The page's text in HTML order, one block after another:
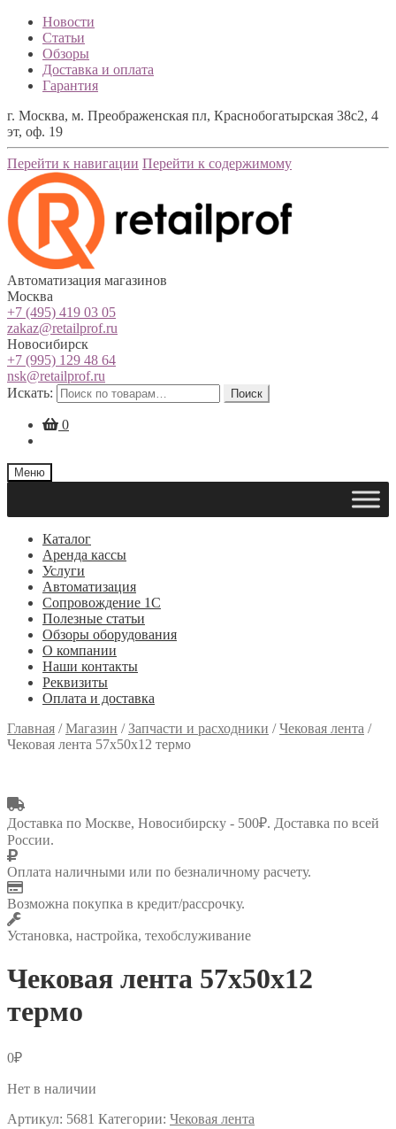
Новости
Статьи
Обзоры
Доставка и оплата
Гарантия
г. Москва, м. Преображенская пл, Краснобогатырская 38с2, 4
эт, оф. 19
Перейти к навигации Перейти к содержимому
Автоматизация магазинов
Москва
+7 (495) 419 03 05
zakaz@retailprof.ru
Новосибирск
+7 (995) 129 48 64
nsk@retailprof.ru
Искать:
Поиск
0
Меню
Каталог
Аренда кассы
Услуги
Автоматизация
Сопровождение 1С
Полезные статьи
Обзоры оборудования
О компании
Наши контакты
Реквизиты
Оплата и доставка
Главная /Магазин /Запчасти и расходники /Чековая лента /
Чековая лента 57х50х12 термо
Доставка по Москве, Новосибирску - 500₽. Доставка по всей
России.
Оплата наличными или по безналичному расчету.
Возможна покупка в кредит/рассрочку.
Установка, настройка, техобслуживание
Чековая лента 57х50х12
термо
0₽
Нет в наличии
Артикул: 5681 Категории: Чековая лента